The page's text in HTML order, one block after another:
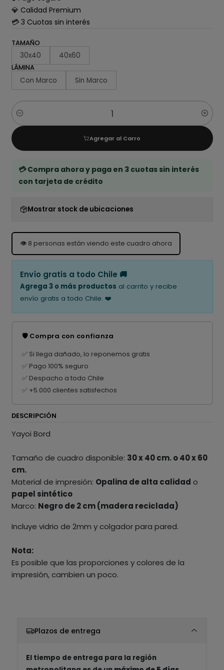
💎 Calidad Premium
💳 3 Cuotas sin interés
TAMAÑO
30x40 40x60
LÁMINA
Con Marco Sin Marco
Cantidad
Agregar al Carro
💳 Compra ahora y paga en 3 cuotas sin interés
con tarjeta de crédito
Mostrar stock de ubicaciones
👁️ 8 personas están viendo este cuadro ahora
Envío gratis a todo Chile 🚚
Agrega 3 o más productos al carrito y recibe
envío gratis a todo Chile. ❤️
🛡️ Compra con confianza
✅ Si llega dañado, lo reponemos gratis
✅ Pago 100% seguro
✅ Despacho a todo Chile
✅ +5.000 clientes satisfechos
DESCRIPCIÓN
Yayoi Bord
Tamaño de cuadro disponible: 30 x 40 cm. o 40 x 60
cm.
Material de impresión: Opalina de alta calidad o
papel sintético
Marco: Negro de 2 cm (madera reciclada)
Incluye vidrio de 2mm y colgador para pared.
Nota:
Es posible que las proporciones y colores de la
impresión, cambien un poco.
Plazos de entrega
El tiempo de entrega para la región